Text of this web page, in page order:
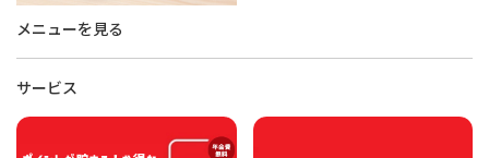
メニューを見る
サービス